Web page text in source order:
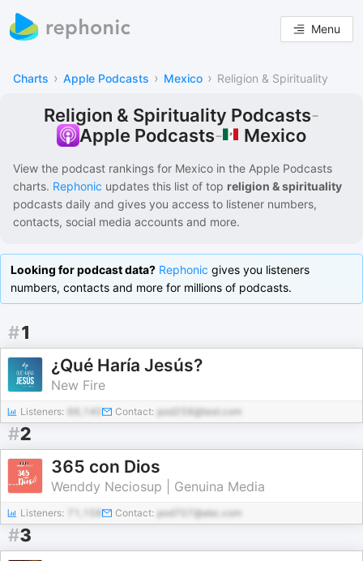
Menu
Charts › Apple Podcasts › Mexico › Religion & Spirituality
Religion & Spirituality Podcasts-
Apple Podcasts- Mexico
View the podcast rankings for Mexico in the Apple Podcasts
charts. Rephonic updates this list of top religion & spirituality
podcasts daily and gives you access to listener numbers,
contacts, social media accounts and more.
Looking for podcast data? Rephonic gives you listeners
numbers, contacts and more for millions of podcasts.
#1
¿Qué Haría Jesús?
New Fire
Listeners: 66,140 Contact: pod258@test.com
#2
365 con Dios
Wenddy Neciosup | Genuina Media
Listeners: Contact: pod707@abc.com
#3